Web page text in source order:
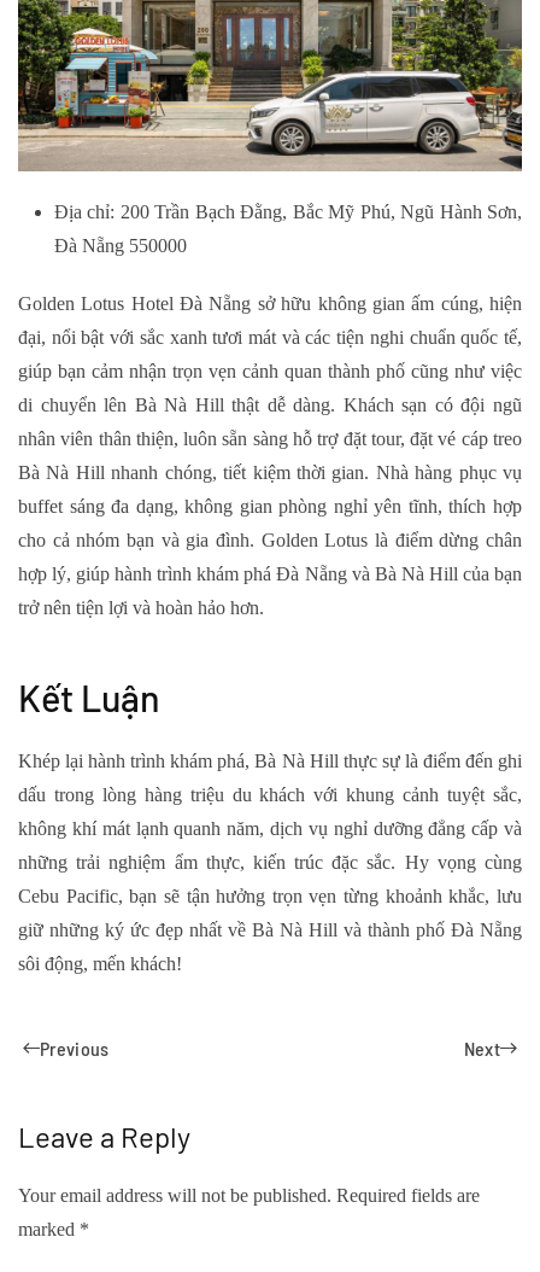
Địa chỉ: 200 Trần Bạch Đằng, Bắc Mỹ Phú, Ngũ Hành Sơn,
Đà Nẵng 550000
Golden Lotus Hotel Đà Nẵng sở hữu không gian ấm cúng, hiện
đại, nổi bật với sắc xanh tươi mát và các tiện nghi chuẩn quốc tế,
giúp bạn cảm nhận trọn vẹn cảnh quan thành phố cũng như việc
di chuyển lên Bà Nà Hill thật dễ dàng. Khách sạn có đội ngũ
nhân viên thân thiện, luôn sẵn sàng hỗ trợ đặt tour, đặt vé cáp treo
Bà Nà Hill nhanh chóng, tiết kiệm thời gian. Nhà hàng phục vụ
buffet sáng đa dạng, không gian phòng nghỉ yên tĩnh, thích hợp
cho cả nhóm bạn và gia đình. Golden Lotus là điểm dừng chân
hợp lý, giúp hành trình khám phá Đà Nẵng và Bà Nà Hill của bạn
trở nên tiện lợi và hoàn hảo hơn.
Kết Luận
Khép lại hành trình khám phá,Bà Nà Hill thực sự là điểm đến ghi
dấu trong lòng hàng triệu du khách với khung cảnh tuyệt sắc,
không khí mát lạnh quanh năm, dịch vụ nghỉ dưỡng đẳng cấp và
những trải nghiệm ẩm thực, kiến trúc đặc sắc. Hy vọng cùng
Cebu Pacific, bạn sẽ tận hưởng trọn vẹn từng khoảnh khắc, lưu
giữ những ký ức đẹp nhất về Bà Nà Hill và thành phố Đà Nẵng
sôi động, mến khách!
Previous Next
Leave a Reply
Your email address will not be published. Required fields are
marked *